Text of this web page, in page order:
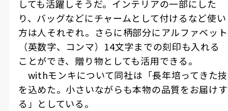
しても活躍しそうだ。インテリアの一部にした
り、バッグなどにチャームとして付けるなど使い
方は人それぞれ。さらに柄部分にアルファベット
（英数字、コンマ） 14文字までの刻印も入れる
ことができ、贈り物としても活用できる。
withモンキについて同社は「長年培ってきた技
を込めた。小さいながらも本物の品質をお届けす
る」としている。